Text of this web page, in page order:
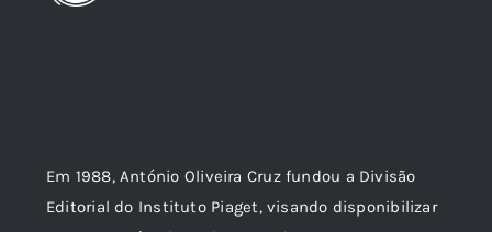
Em 1988, António Oliveira Cruz fundou a Divisão
Editorial do Instituto Piaget, visando disponibilizar